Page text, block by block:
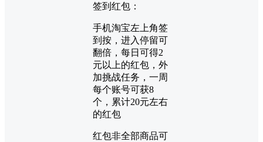
签到红包：
手机淘宝左上角签
到按，进入停留可
翻倍，每日可得2
元以上的红包，外
加挑战任务，一周
每个账号可获8
个，累计20元左右
的红包
红包非全部商品可